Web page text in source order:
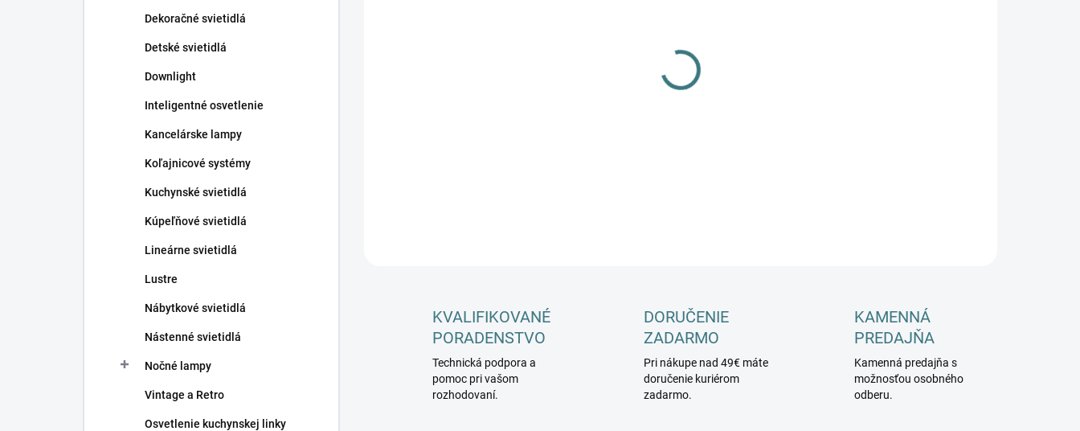
Dekoračné svietidlá
Detské svietidlá
Downlight
Inteligentné osvetlenie
Kancelárske lampy
Koľajnicové systémy
Kuchynské svietidlá
Kúpeľňové svietidlá
Lineárne svietidlá
Lustre
Nábytkové svietidlá
Nástenné svietidlá
Nočné lampy
Vintage a Retro
Osvetlenie kuchynskej linky
DETAILNÉ INFORMÁCIE
KVALIFIKOVANÉ
PORADENSTVO
Technická podpora a
pomoc pri vašom
rozhodovaní.
DORUČENIE
ZADARMO
Pri nákupe nad 49€ máte
doručenie kuriérom
zadarmo.
KAMENNÁ
PREDAJŇA
Kamenná predajňa s
možnosťou osobného
odberu.